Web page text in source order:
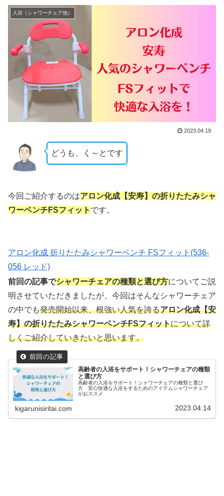
入浴（シャワーチェア他）
2023.04.19
どうも、く～とです
今回ご紹介するのはアロン化成【安寿】の折りたたみシャ
ワーベンチFSフィット です。
アロン化成 折りたたみシャワーベンチ FSフィット(536-
056 レッド)
前回の記事でシャワーチェアの種類と選び方についてご説
明させていただきましたが、今回はそんなシャワーチェア
の中でも発売開始以来、根強い人気を誇るアロン化成【安
寿】の折りたたみシャワーベンチFSフィットについて詳
しくご紹介していきたいと思います。
高齢者の入浴をサポート！シャワーチェアの種類
と選び方
高齢者の入浴をサポート！シャワーチェアの種類と選び
方 安心快適な入浴をするためのアイテムシャワーチェア
がおススメ
kigarunisiritai.com 2023.04.14